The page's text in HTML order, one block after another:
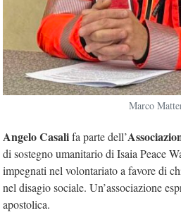
Marco
Angelo Casalifa parte dell’
di sostegno umanitario di Isaia Peace
impegnati nel volontariato a favore di
nel disagio sociale. Un’associazione
apostolica.